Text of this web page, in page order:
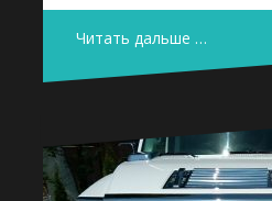
Читать дальше …